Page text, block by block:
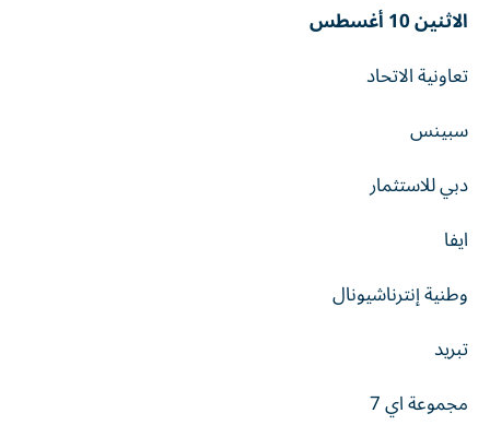
الاثنين 10 أغسطس
تعاونية الاتحاد
سبينس
دبي للاستثمار
ايفا
وطنية إنترناشيونال
تبريد
مجموعة اي 7